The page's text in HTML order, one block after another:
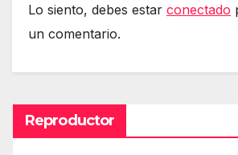
Lo siento, debes estar conectado
un comentario.
Reproductor